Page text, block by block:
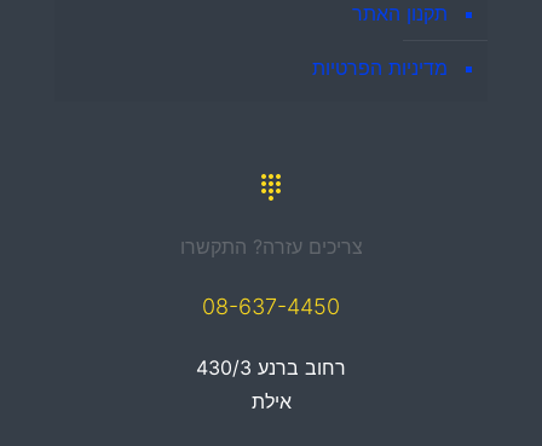
תקנון האתר
מדיניות הפרטיות
צריכים עזרה? התקשרו
08-637-4450
רחוב ברנע 430/3
אילת